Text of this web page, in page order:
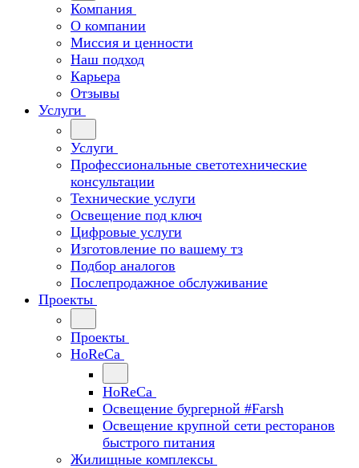
Компания
О компании
Миссия и ценности
Наш подход
Карьера
Отзывы
Услуги
Услуги
Профессиональные светотехнические
консультации
Технические услуги
Освещение под ключ
Цифровые услуги
Изготовление по вашему тз
Подбор аналогов
Послепродажное обслуживание
Проекты
Проекты
HoReCa
HoReCa
Освещение бургерной #Farsh
Освещение крупной сети ресторанов
быстрого питания
Жилищные комплексы